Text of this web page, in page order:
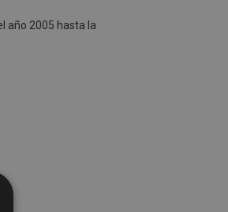
año 2005 hasta la